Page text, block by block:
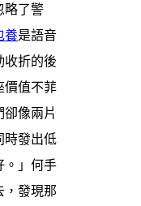
略了警
養是語音
收折的後
價值不菲
像兩片
時發出低
。」何手
，發現那